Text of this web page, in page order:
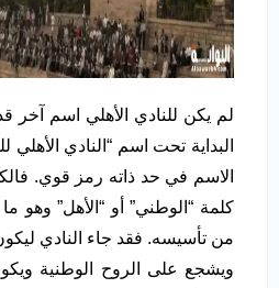
لم يكن للنادي الأهلي اسم آخر
البداية تحت اسم “النادي الأهلي
الاسم في حد ذاته رمز قوي.
كلمة “الوطني” أو “الأهل” وهو
من تأسيسه. فقد جاء النادي
ويشجع على الروح الوطنية